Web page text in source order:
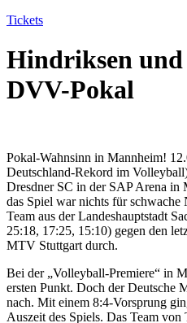
Tickets
Hindriksen
DVV-Pokal
Pokal-Wahnsinn in Mannheim!
Deutschland-Rekord im
Dresdner SC in der SAP Arena in
das Spiel war nichts für schwache
Team aus der Landeshauptstadt
25:18, 17:25, 15:10) gegen den
MTV Stuttgart durch.
Bei der „Volleyball-Premiere“ in
ersten Punkt. Doch der Deutsche
nach. Mit einem 8:4-Vorsprung
Auszeit des Spiels. Das Team